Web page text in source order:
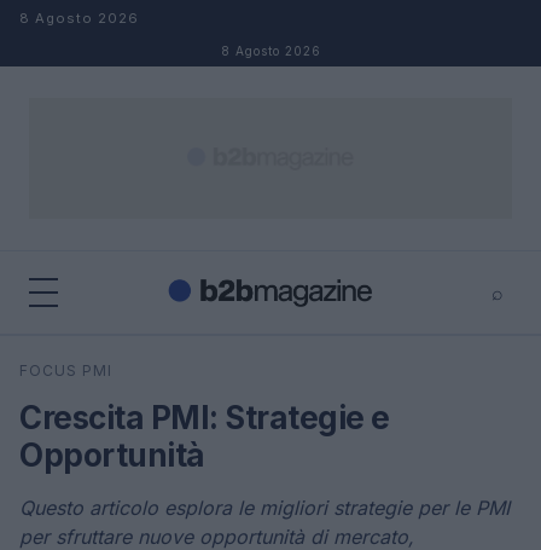
Salta al contenuto
8 Agosto 2026
8 Agosto 2026
⌕
Cerca
FOCUS PMI
Crescita PMI: Strategie e
Opportunità
Questo articolo esplora le migliori strategie per le PMI
per sfruttare nuove opportunità di mercato,